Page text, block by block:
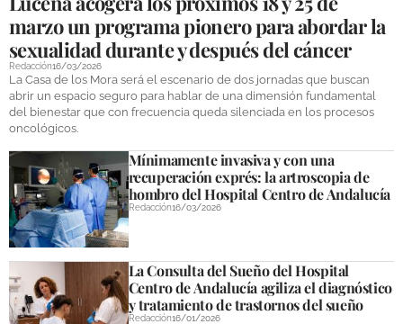
marzo un programa pionero para abordar la
sexualidad durante y después del cáncer
Redacción16/03/2026
La Casa de los Mora será el escenario de dos jornadas que buscan
abrir un espacio seguro para hablar de una dimensión fundamental
del bienestar que con frecuencia queda silenciada en los procesos
oncológicos.
Mínimamente invasiva y con una
recuperación exprés: la artroscopia de
hombro del Hospital Centro de Andalucía
Redacción16/03/2026
La Consulta del Sueño del Hospital
Centro de Andalucía agiliza el diagnóstico
y tratamiento de trastornos del sueño
Redacción16/01/2026